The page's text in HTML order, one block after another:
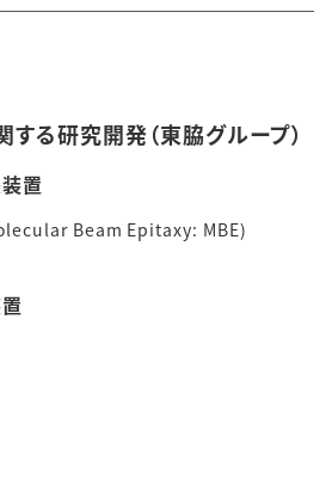
する研究開発（東脇グループ）
置
Beam Epitaxy: MBE)